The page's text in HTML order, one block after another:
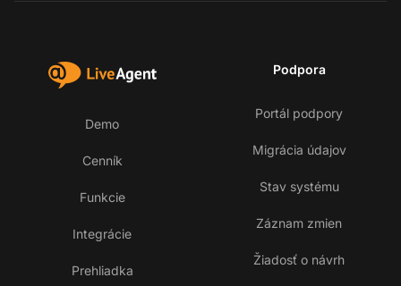
Demo
Cenník
Funkcie
Integrácie
Prehliadka
Podpora
Portál podpory
Migrácia údajov
Stav systému
Záznam zmien
Žiadosť o návrh